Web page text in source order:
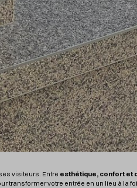
visiteurs. Entre esthétique, confort et
votre entrée en un lieu à la